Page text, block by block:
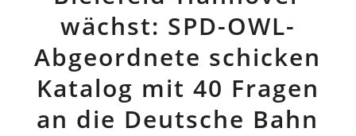
wächst: SPD-OWL-
Abgeordnete schicken
Katalog mit 40 Fragen
an die Deutsche Bahn